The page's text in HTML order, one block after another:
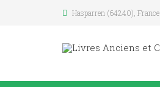
Hasparren (64240), France